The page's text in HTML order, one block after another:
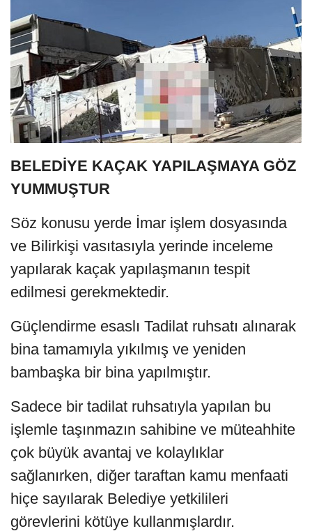
BELEDİYE KAÇAK YAPILAŞMAYA GÖZ
YUMMUŞTUR
Söz konusu yerde İmar işlem dosyasında
ve Bilirkişi vasıtasıyla yerinde inceleme
yapılarak kaçak yapılaşmanın tespit
edilmesi gerekmektedir.
Güçlendirme esaslı Tadilat ruhsatı alınarak
bina tamamıyla yıkılmış ve yeniden
bambaşka bir bina yapılmıştır.
Sadece bir tadilat ruhsatıyla yapılan bu
işlemle taşınmazın sahibine ve müteahhite
çok büyük avantaj ve kolaylıklar
sağlanırken, diğer taraftan kamu menfaati
hiçe sayılarak Belediye yetkilileri
görevlerini kötüye kullanmışlardır.